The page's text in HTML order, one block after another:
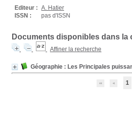
Editeur : A. Hatier
ISSN :
pas d'ISSN
Documents disponibles dans la
Affiner la recherche
Géographie : Les Principales
1